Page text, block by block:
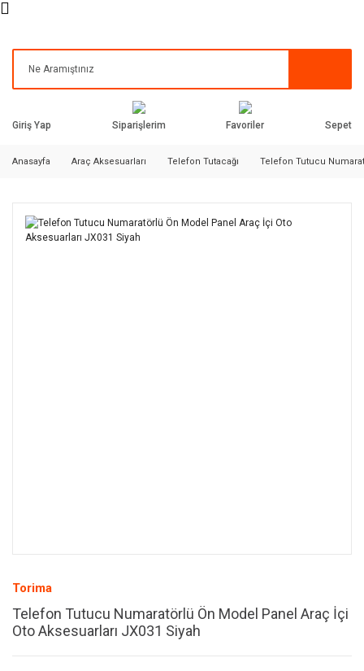
Giriş Yap Siparişlerim Favoriler Sepet
Anasayfa Araç Aksesuarları Telefon Tutacağı Telefon Tutucu
Torima
Telefon Tutucu Numaratörlü Ön Model Panel Araç İçi
Oto Aksesuarları JX031 Siyah